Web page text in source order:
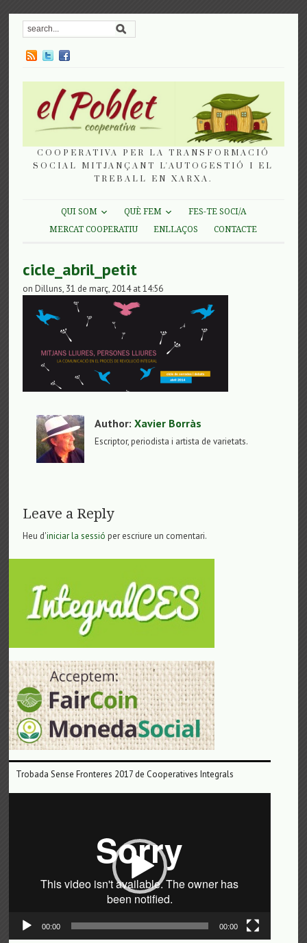
COOPERATIVA PER LA TRANSFORMACIÓ
SOCIAL MITJANÇANT L'AUTOGESTIÓ I EL
TREBALL EN XARXA.
QUI SOM QUÈ FEM
FES-TE SOCI/A
MERCAT COOPERATIU
ENLLAÇOS CONTACTE
cicle_abril_petit
on Dilluns, 31 de març, 2014 at 14:56
Author:Xavier Borràs
Escriptor, periodista i artista de varietats.
Leave a Reply
Heu d'iniciar la sessió per escriure un comentari.
Trobada Sense Fronteres 2017 de Cooperatives Integrals
00:00 00:00